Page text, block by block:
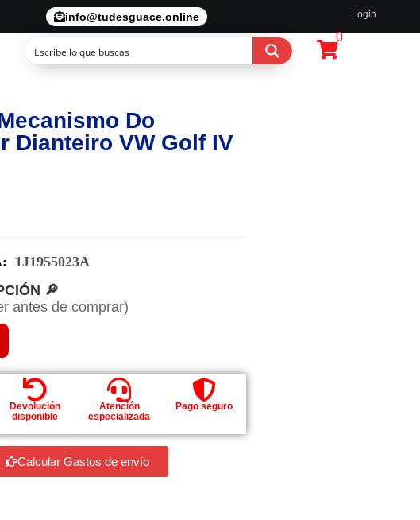
info@tudesguace.online Login
0
Do
Dianteiro VW Golf IV
1J1955023A
🔎
antes de comprar)
Devolución
disponible
Atención
especializada
Pago seguro
Calcular Gastos de envío